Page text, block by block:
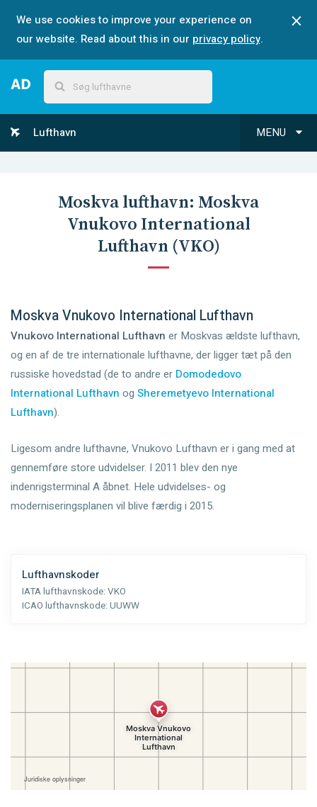
We use cookies to improve your experience on
our website. Read about this in our privacy policy.
MENU
Lufthavn
Moskva lufthavn: Moskva
Vnukovo International
Lufthavn (VKO)
Moskva Vnukovo International Lufthavn
Vnukovo International Lufthavn er Moskvas ældste lufthavn,
og en af de tre internationale lufthavne, der ligger tæt på den
russiske hovedstad (de to andre er Domodedovo
International Lufthavn og Sheremetyevo International
Lufthavn).
Ligesom andre lufthavne, Vnukovo Lufthavn er i gang med at
gennemføre store udvidelser. I 2011 blev den nye
indenrigsterminal A åbnet. Hele udvidelses- og
moderniseringsplanen vil blive færdig i 2015.
Lufthavnskoder
IATA lufthavnskode:VKO
ICAO lufthavnskode:UUWW